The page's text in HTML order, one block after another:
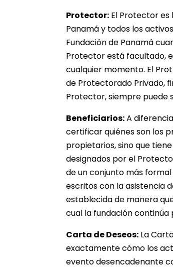
Protector: El Protector es
Panamá y todos los
Fundación de Panamá
Protector está facultado,
cualquier momento. El
de Protectorado Privado,
Protector, siempre puede
Beneficiarios:A
certificar quiénes son los
propietarios, sino que
designados por el
de un conjunto más
escritos con la asistencia
establecida de manera
cual la fundación
Carta de Deseos: La
exactamente cómo los
evento desencadenante